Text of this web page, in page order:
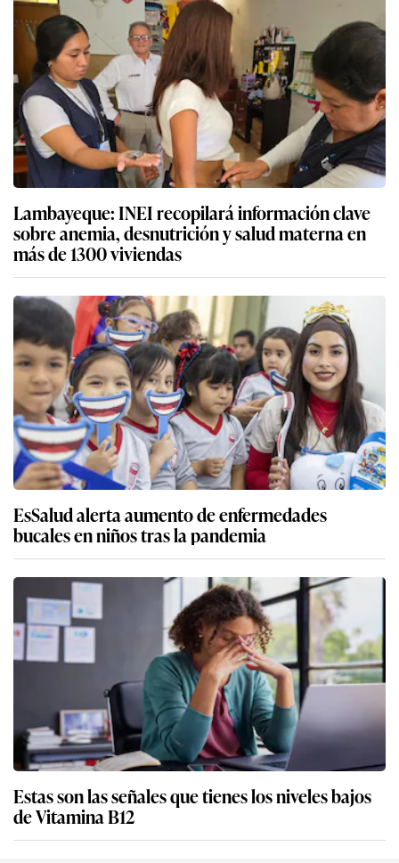
Lambayeque: INEI recopilará información clave
sobre anemia, desnutrición y salud materna en
más de 1300 viviendas
EsSalud alerta aumento de enfermedades
bucales en niños tras la pandemia
Estas son las señales que tienes los niveles bajos
de Vitamina B12